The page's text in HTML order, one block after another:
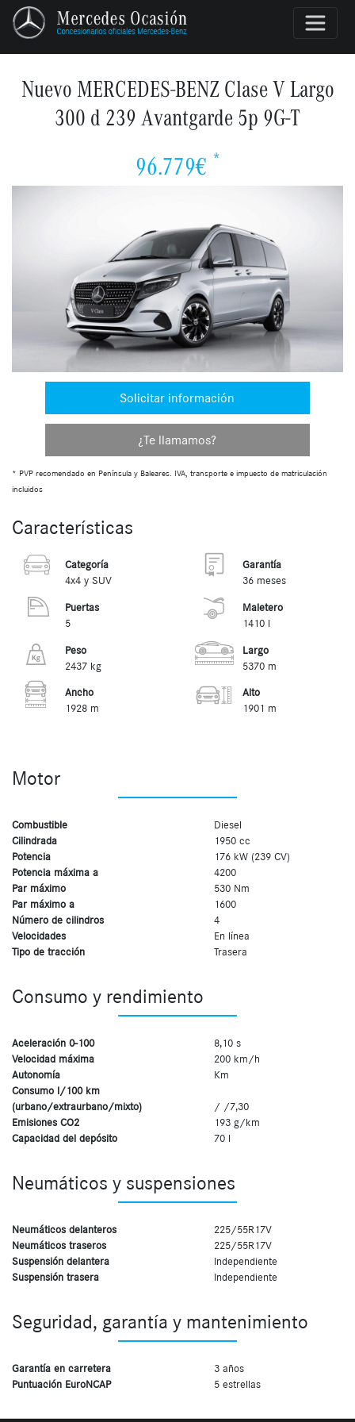
Características
Categoría
4x4 y SUV
Garantía
36 meses
Puertas
5
Maletero
1410 l
Peso
2437 kg
Largo
5370 m
Ancho
1928 m
Alto
1901 m
Motor
Combustible
Diesel
Cilindrada
1950 cc
Potencia
176 kW (239 CV)
Potencia máxima a
4200
Par máximo
530 Nm
Par máximo a
1600
Número de cilindros
4
Velocidades
En línea
Tipo de tracción
Trasera
Consumo y rendimiento
Aceleración 0-100
8,10 s
Velocidad máxima
200 km/h
Autonomía
Km
Consumo l/100 km
(urbano/extraurbano/mixto)
/ /7,30
Emisiones CO2
193 g/km
Capacidad del depósito
70 l
Neumáticos y suspensiones
Neumáticos delanteros
225/55R17V
Neumáticos traseros
225/55R17V
Suspensión delantera
Independiente
Suspensión trasera
Independiente
Seguridad, garantía y mantenimiento
Garantía en carretera
3 años
Puntuación EuroNCAP
5 estrellas
Nuevo MERCEDES-BENZ Clase V Largo
300 d 239 Avantgarde 5p 9G-T
96.779€ *
Solicitar información
¿Te llamamos?
* PVP recomendado en Península y Baleares. IVA, transporte e impuesto de matriculación
incluidos